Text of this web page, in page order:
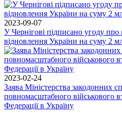
2023-09-07
У Чернігові підписано угоду
відновлення України на суму 2
2023-02-24
Заява Міністерства закодонних
повномасштабного військового
Федерації в Україну